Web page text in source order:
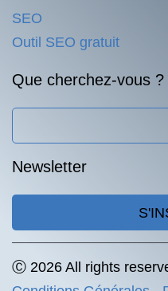
SEO
Outil SEO gratuit
Que cherchez-vous ?
Newsletter
Ⓒ 2026 All rights